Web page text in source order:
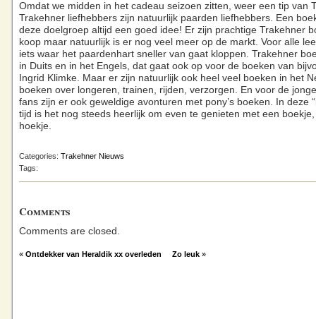
Omdat we midden in het cadeau seizoen zitten, weer een tip van
Trakehner liefhebbers zijn natuurlijk paarden liefhebbers. Een
deze doelgroep altijd een goed idee! Er zijn prachtige Trakehner
koop maar natuurlijk is er nog veel meer op de markt. Voor alle
iets waar het paardenhart sneller van gaat kloppen. Trakehner
in Duits en in het Engels, dat gaat ook op voor de boeken van
Ingrid Klimke. Maar er zijn natuurlijk ook heel veel boeken in het
boeken over longeren, trainen, rijden, verzorgen. En voor de
fans zijn er ook geweldige avonturen met pony’s boeken. In deze
tijd is het nog steeds heerlijk om even te genieten met een
hoekje.
Categories: Trakehner Nieuws
Tags:
Comments
Comments are closed.
« Ontdekker van Heraldik xx overleden Zo leuk »